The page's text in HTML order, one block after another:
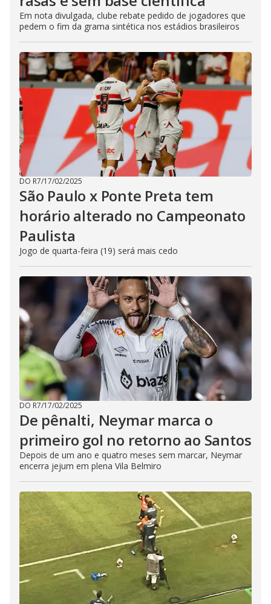
Em nota divulgada, clube rebate pedido de jogadores que
pedem o fim da grama sintética nos estádios brasileiros
DO R7/17/02/2025
São Paulo x Ponte Preta tem
horário alterado no Campeonato
Paulista
Jogo de quarta-feira (19) será mais cedo
DO R7/17/02/2025
De pênalti, Neymar marca o
primeiro gol no retorno ao Santos
Depois de um ano e quatro meses sem marcar, Neymar
encerra jejum em plena Vila Belmiro